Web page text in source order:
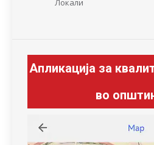
Локали
Апликација за
во